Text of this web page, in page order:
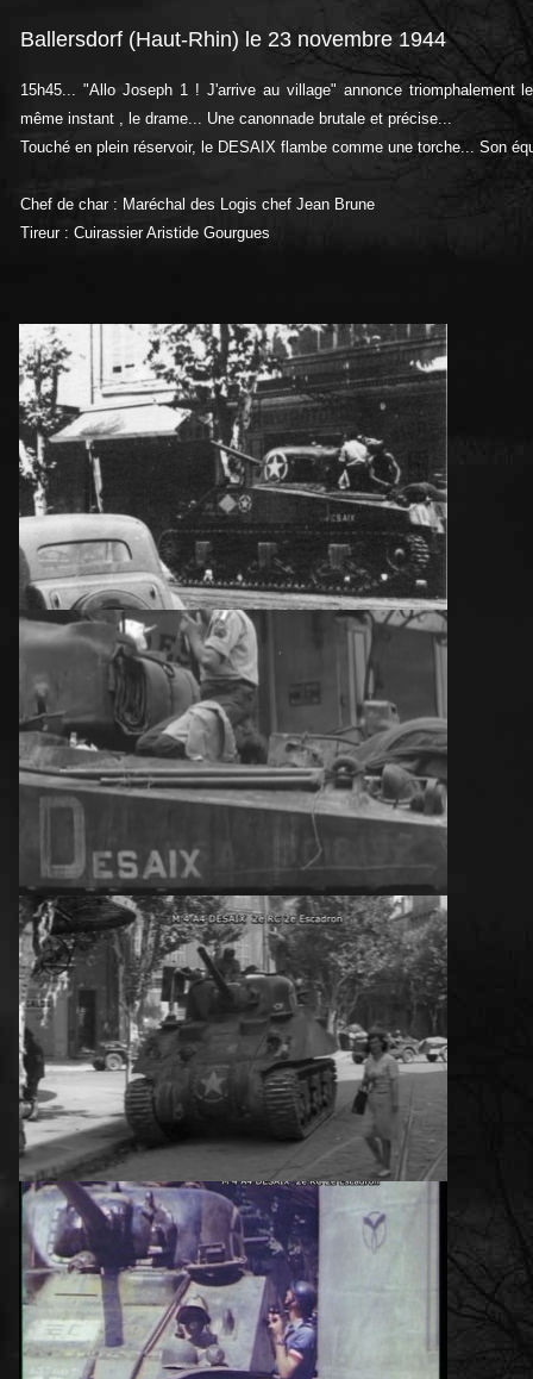
Ballersdorf (Haut-Rhin) le 23 novembre 1944
15h45... "Allo Joseph 1 ! J'arrive au village" annonce triomphalement
même instant , le drame... Une canonnade brutale et précise...
Touché en plein réservoir, le DESAIX flambe comme une torche... Son
Chef de char : Maréchal des Logis chef Jean Brune
Tireur : Cuirassier Aristide Gourgues